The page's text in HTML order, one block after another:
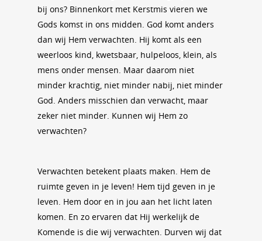
bij ons? Binnenkort met Kerstmis vieren we
Gods komst in ons midden. God komt anders
dan wij Hem verwachten. Hij komt als een
weerloos kind, kwetsbaar, hulpeloos, klein, als
mens onder mensen. Maar daarom niet
minder krachtig, niet minder nabij, niet minder
God. Anders misschien dan verwacht, maar
zeker niet minder. Kunnen wij Hem zo
verwachten?
Verwachten betekent plaats maken. Hem de
ruimte geven in je leven! Hem tijd geven in je
leven. Hem door en in jou aan het licht laten
komen. En zo ervaren dat Hij werkelijk de
Komende is die wij verwachten. Durven wij dat